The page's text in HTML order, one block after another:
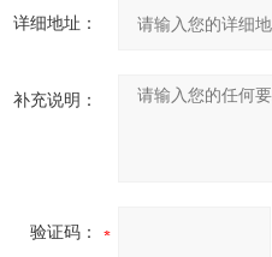
详细地址：
补充说明：
验证码：